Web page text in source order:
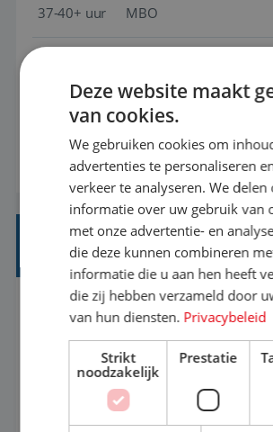
37-40+ uur
MBO
achtergrond in toerisme ben je
volgende stap. Vanaf je stoel reis je
wereld over en speel je moeiteloos
wensen van je team, je klant en
reiswereld gebeurt. Met je
klanten te overtuigen om die
boeken! ...
BEKIJK VACATURE
REISADVISEUR ALLROUND
Aalsmeer, Noord-Holland, Nederland
33-36 uur
MBO
Een vakantie plannen is het leukste
het nu voor jezelf is, of voor een
Deze website maakt
van cookies.
We gebruiken cookies om
advertenties te personaliseren
verkeer te analyseren. We delen
informatie over uw gebruik van
met onze advertentie- en
die deze kunnen combineren
informatie die u aan hen heeft
die zij hebben verzameld door
van hun diensten. Privacybeleid
Strikt
noodzakelijk
Prestatie